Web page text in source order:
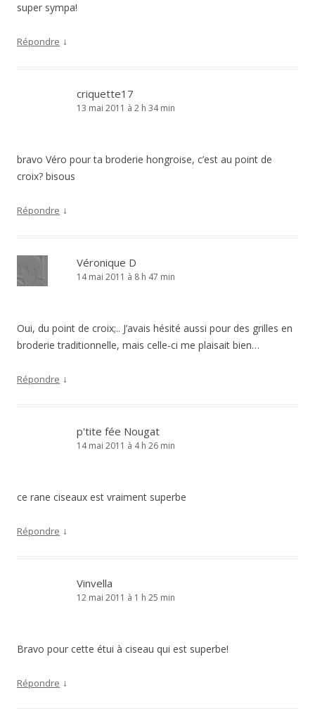
super sympa!
Répondre ↓
criquette17
13 mai 2011 à 2 h 34 min
bravo Véro pour ta broderie hongroise, c’est au point de
croix? bisous
Répondre ↓
Véronique D
14 mai 2011 à 8 h 47 min
Oui, du point de croix;.. J’avais hésité aussi pour des grilles en
broderie traditionnelle, mais celle-ci me plaisait bien…
Répondre ↓
p'tite fée Nougat
14 mai 2011 à 4 h 26 min
ce rane ciseaux est vraiment superbe
Répondre ↓
Vinvella
12 mai 2011 à 1 h 25 min
Bravo pour cette étui à ciseau qui est superbe!
Répondre ↓